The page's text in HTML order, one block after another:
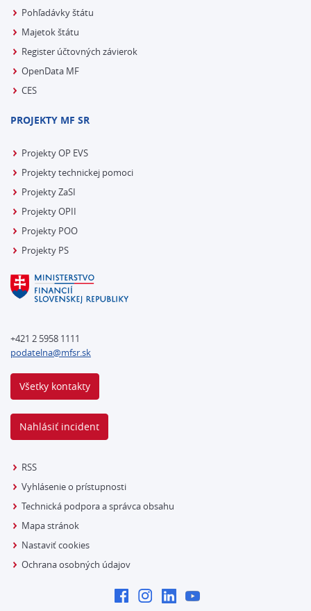
Pohľadávky štátu
Majetok štátu
Register účtovných závierok
OpenData MF
CES
PROJEKTY MF SR
Projekty OP EVS
Projekty technickej pomoci
Projekty ZaSI
Projekty OPII
Projekty POO
Projekty PS
+421 2 5958 1111
podatelna@mfsr.sk
Všetky kontakty
Nahlásiť incident
RSS
Vyhlásenie o prístupnosti
Technická podpora a správca obsahu
Mapa stránok
Nastaviť cookies
Ochrana osobných údajov